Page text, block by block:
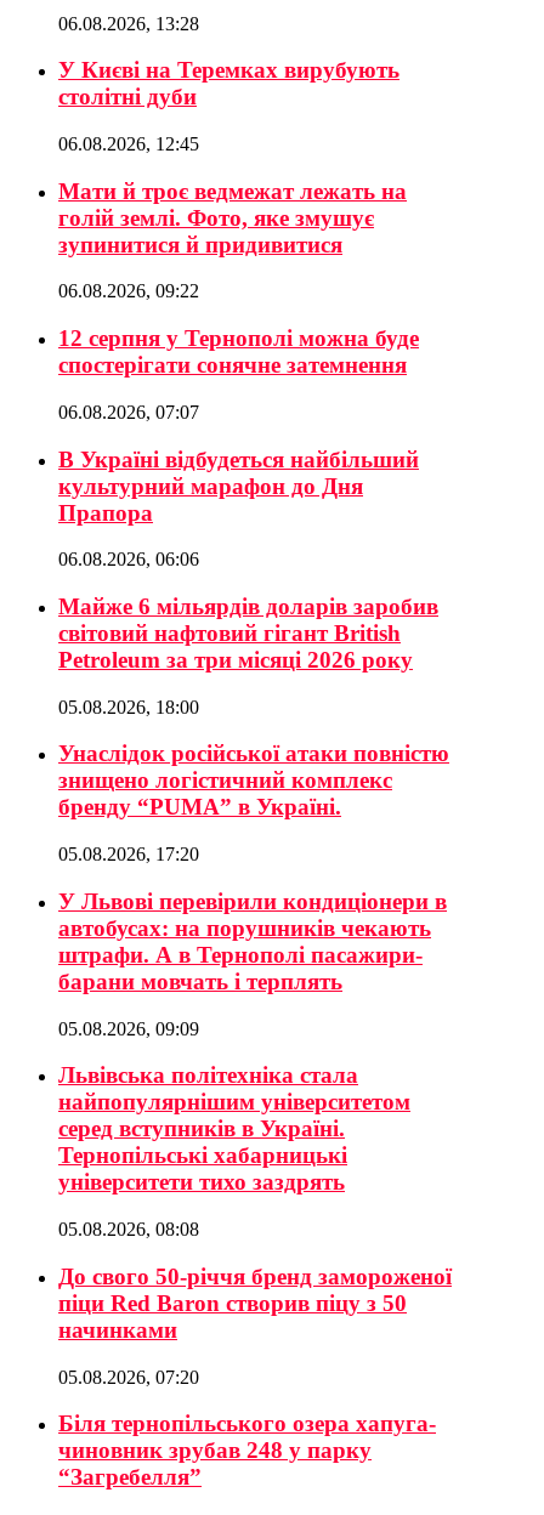
06.08.2026, 13:28
У Києві на Теремках вирубують
столітні дуби
06.08.2026, 12:45
Мати й троє ведмежат лежать на
голій землі. Фото, яке змушує
зупинитися й придивитися
06.08.2026, 09:22
12 серпня у Тернополі можна буде
спостерігати сонячне затемнення
06.08.2026, 07:07
В Україні відбудеться найбільший
культурний марафон до Дня
Прапора
06.08.2026, 06:06
Майже 6 мільярдів доларів заробив
світовий нафтовий гігант British
Petroleum за три місяці 2026 року
05.08.2026, 18:00
Унаслідок російської атаки повністю
знищено логістичний комплекс
бренду “PUMA” в Україні.
05.08.2026, 17:20
У Львові перевірили кондиціонери в
автобусах: на порушників чекають
штрафи. А в Тернополі пасажири-
барани мовчать і терплять
05.08.2026, 09:09
Львівська політехніка стала
найпопулярнішим університетом
серед вступників в Україні.
Тернопільські хабарницькі
університети тихо заздрять
05.08.2026, 08:08
До свого 50-річчя бренд замороженої
піци Red Baron створив піцу з 50
начинками
05.08.2026, 07:20
Біля тернопільського озера хапуга-
чиновник зрубав 248 у парку
“Загребелля”